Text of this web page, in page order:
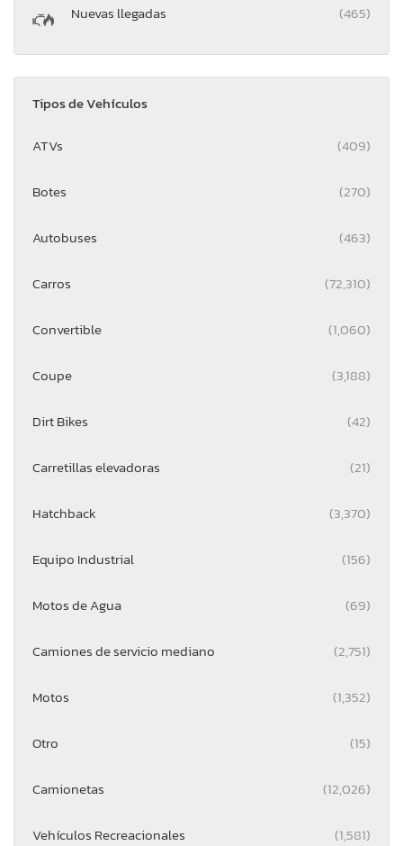
Nuevas llegadas (465)
Tipos de Vehículos
ATVs (409)
Botes (270)
Autobuses (463)
Carros (72,310)
Convertible (1,060)
Coupe (3,188)
Dirt Bikes (42)
Carretillas elevadoras (21)
Hatchback (3,370)
Equipo Industrial (156)
Motos de Agua (69)
Camiones de servicio mediano (2,751)
Motos (1,352)
Otro (15)
Camionetas (12,026)
Vehículos Recreacionales (1,581)